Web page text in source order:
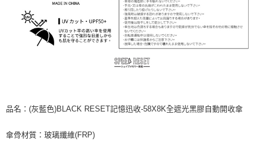
品名：(灰藍色)BLACK RESET記憶迅收-58X8K全遮光黑膠自動開收傘
傘骨材質：玻璃纖維(FRP)